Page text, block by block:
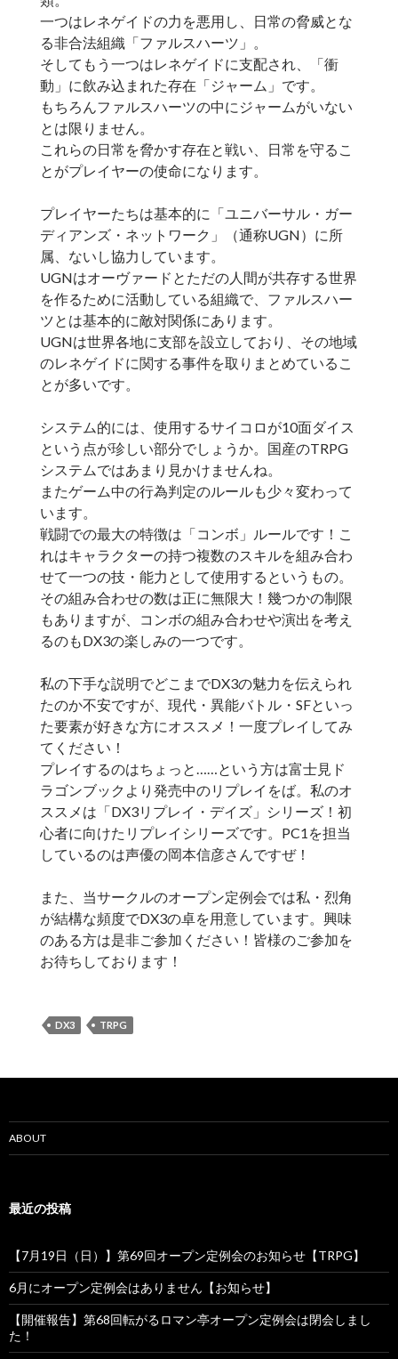
一つはレネゲイドの力を悪用し、日常の脅威とな
る非合法組織「ファルスハーツ」。
そしてもう一つはレネゲイドに支配され、「衝
動」に飲み込まれた存在「ジャーム」です。
もちろんファルスハーツの中にジャームがいない
とは限りません。
これらの日常を脅かす存在と戦い、日常を守るこ
とがプレイヤーの使命になります。
プレイヤーたちは基本的に「ユニバーサル・ガー
ディアンズ・ネットワーク」（通称UGN）に所
属、ないし協力しています。
UGNはオーヴァードとただの人間が共存する世界
を作るために活動している組織で、ファルスハー
ツとは基本的に敵対関係にあります。
UGNは世界各地に支部を設立しており、その地域
のレネゲイドに関する事件を取りまとめているこ
とが多いです。
システム的には、使用するサイコロが10面ダイス
という点が珍しい部分でしょうか。国産のTRPG
システムではあまり見かけませんね。
またゲーム中の行為判定のルールも少々変わって
います。
戦闘での最大の特徴は「コンボ」ルールです！こ
れはキャラクターの持つ複数のスキルを組み合わ
せて一つの技・能力として使用するというもの。
その組み合わせの数は正に無限大！幾つかの制限
もありますが、コンボの組み合わせや演出を考え
るのもDX3の楽しみの一つです。
私の下手な説明でどこまでDX3の魅力を伝えられ
たのか不安ですが、現代・異能バトル・SFといっ
た要素が好きな方にオススメ！一度プレイしてみ
てください！
プレイするのはちょっと……という方は富士見ド
ラゴンブックより発売中のリプレイをば。私のオ
ススメは「DX3リプレイ・デイズ」シリーズ！初
心者に向けたリプレイシリーズです。PC1を担当
しているのは声優の岡本信彦さんですぜ！
また、当サークルのオープン定例会では私・烈角
が結構な頻度でDX3の卓を用意しています。興味
のある方は是非ご参加ください！皆様のご参加を
お待ちしております！
DX3 TRPG
ABOUT
最近の投稿
【7月19日（日）】第69回オープン定例会のお知らせ【TRPG】
6月にオープン定例会はありません【お知らせ】
【開催報告】第68回転がるロマン亭オープン定例会は閉会しまし
た！